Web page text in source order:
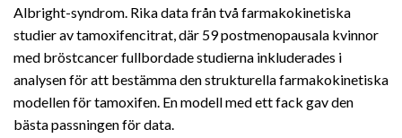
Albright-syndrom. Rika data från två farmakokinetiska
studier av tamoxifencitrat, där 59 postmenopausala kvinnor
med bröstcancer fullbordade studierna inkluderades i
analysen för att bestämma den strukturella farmakokinetiska
modellen för tamoxifen. En modell med ett fack gav den
bästa passningen för data.